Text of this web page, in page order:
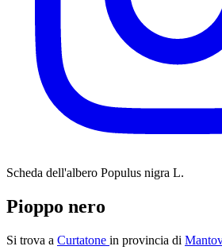
Scheda dell'albero Populus nigra L.
Pioppo nero
Si trova a Curtatone in provincia di